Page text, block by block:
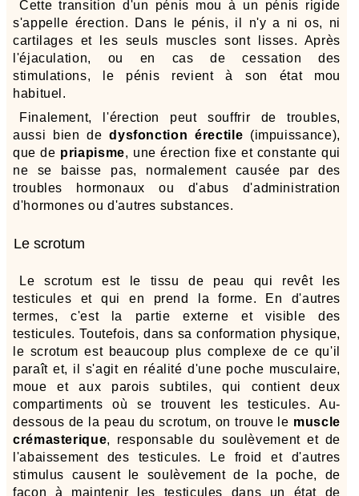
Cette transition d'un pénis mou à un pénis rigide
s'appelle érection. Dans le pénis, il n'y a ni os, ni
cartilages et les seuls muscles sont lisses. Après
l'éjaculation, ou en cas de cessation des
stimulations, le pénis revient à son état mou
habituel.
Finalement, l'érection peut souffrir de troubles,
aussi bien dedysfonction érectile (impuissance),
que de priapisme, une érection fixe et constante qui
ne se baisse pas, normalement causée par des
troubles hormonaux ou d'abus d'administration
d'hormones ou d'autres substances.
Le scrotum
Le scrotum est le tissu de peau qui revêt les
testicules et qui en prend la forme. En d'autres
termes, c'est la partie externe et visible des
testicules. Toutefois, dans sa conformation physique,
le scrotum est beaucoup plus complexe de ce qu'il
paraît et, il s'agit en réalité d'une poche musculaire,
moue et aux parois subtiles, qui contient deux
compartiments où se trouvent les testicules. Au-
dessous de la peau du scrotum, on trouve le muscle
crémasterique, responsable du soulèvement et de
l'abaissement des testicules. Le froid et d'autres
stimulus causent le soulèvement de la poche, de
façon à maintenir les testicules dans un état de